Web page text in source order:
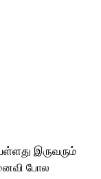
இருவரும்
போல